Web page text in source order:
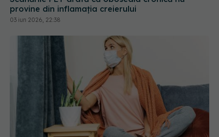
provine din inflamația creierului
03 iun 2026, 22:38